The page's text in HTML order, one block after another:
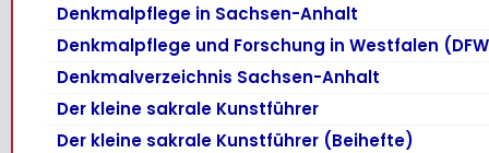
Denkmalpflege in Sachsen-Anhalt
Denkmalpflege und Forschung in Westfalen
Denkmalverzeichnis Sachsen-Anhalt
Der kleine sakrale Kunstführer
Der kleine sakrale Kunstführer (Beihefte)